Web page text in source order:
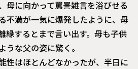
母に向かって罵詈雑言を浴びせる
不満が一気に爆発したように、母
縁するとまで言い出す。母も子供
うな父の姿に驚く。
性はほとんどなかったが、半日に